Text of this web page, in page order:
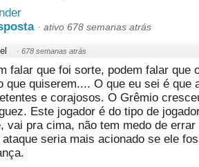
· ativo 678 semanas atrás
· 678 semanas atrás
falar que foi sorte, podem falar que
que quiserem.... O que eu sei é que
e corajosos. O Grêmio
Este jogador é do tipo de
vai pra cima, não tem medo de
ataque seria mais acionado se ele